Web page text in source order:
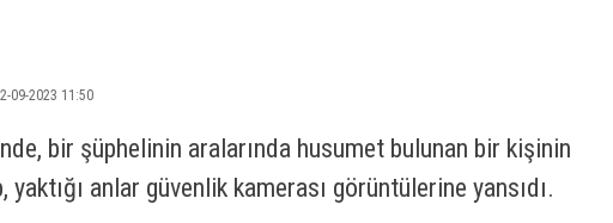
09-2023 11:50
bir şüphelinin aralarında husumet bulunan bir kişinin
anlar güvenlik kamerası görüntülerine yansıdı.